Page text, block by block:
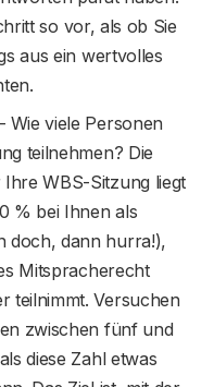
so vor, als ob Sie
aus ein wertvolles
Wie viele Personen
teilnehmen? Die
WBS-Sitzung liegt
% bei Ihnen als
doch, dann hurra!),
Mitspracherecht
teilnimmt. Versuchen
zwischen fünf und
diese Zahl etwas